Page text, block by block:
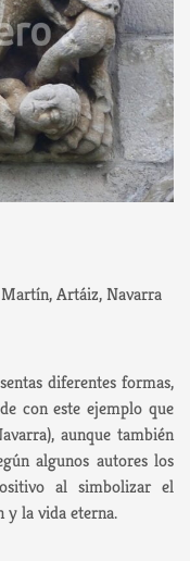
Artáiz, Navarra
diferentes formas,
con este ejemplo que
aunque también
algunos autores los
al simbolizar el
y la vida eterna.